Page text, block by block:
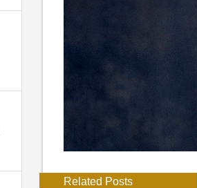
Related Posts